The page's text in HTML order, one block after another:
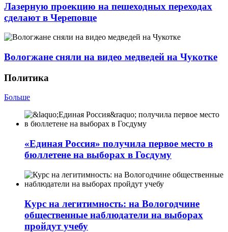
Лазерную проекцию на пешеходных переходах
сделают в Череповце
Вологжане сняли на видео медведей на Чукотке
Политика
Больше
«Единая Россия» получила первое место в
бюллетене на выборах в Госдуму
Курс на легитимность: на Вологодчине
общественные наблюдатели на выборах
пройдут учебу